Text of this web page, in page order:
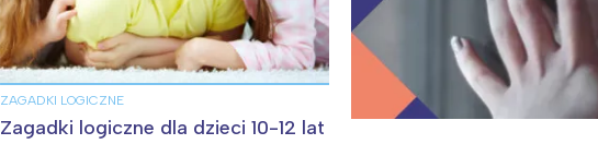
ZAGADKI LOGICZNE
Zagadki logiczne dla dzieci 10-12 lat